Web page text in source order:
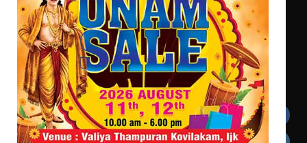
സർഗ്ഗസാഹിതി- കവിതാസംഗമം 2026
കവിതാ ചർച്ച കാട്ടൂർ, ടി. കെ.
ബാലൻ ഹാളിൽ 16ന്
Get In Touch
Twitter Facebook